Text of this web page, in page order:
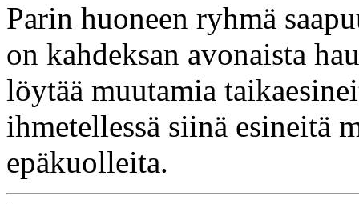
Parin huoneen ryhmä
on kahdeksan avonaista
löytää muutamia
ihmetellessä siinä esineitä
epäkuolleita.